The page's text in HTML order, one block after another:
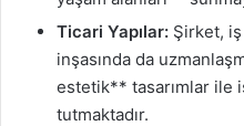
Ticari Yapılar: Şirket,
inşasında da
estetik** tasarımlar ile
tutmaktadır.